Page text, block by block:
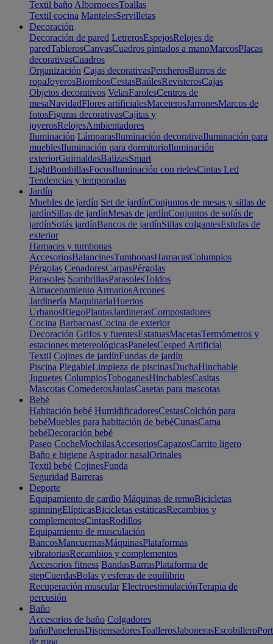
Textil baño AlbornocesToallas
Textil cocina MantelesServilletas
Decoración
Decoración de pared LetrerosEspejosRelojes de
paredTablerosCanvasCuadros pintados a manoMarcosPlacas
decorativasCuadros
Organización Cajas decorativasPercherosBurros de
ropaJoyerosBiombosCestasBaúlesRevisterosCajas
Objetos decorativos VelasFarolesCentros de
mesaNavidadFlores artificialesMaceterosJarronesMarcos de
fotosFiguras decorativasCajitas y
joyerosRelojesAmbientadores
Iluminación LámparasIluminación decorativaIluminación para
mueblesIluminación para dormitorioIluminación
exteriorGuirnaldasBalizasSmart
LightBombillasFocosIluminación con rielesCintas Led
Tendencias y temporadas
Jardín
Muebles de jardín Set de jardínConjuntos de mesas y sillas de
jardínSillas de jardínMesas de jardínConjuntos de sofás de
jardínSofás jardínBancos de jardínSillas colgantesEstufas de
exterior
Hamacas y tumbonas
AccesoriosBalancinesTumbonasHamacasColumpios
Pérgolas CenadoresCarpasPérgolas
Parasoles SombrillasParasolesToldos
Almacenamiento ArmariosArcones
Jardinería MaquinariaHuertos
UrbanosRiegoPlantasJardinerasCompostadores
Cocina BarbacoasCocina de exterior
Decoración Grifos y fuentesEstatuasMacetasTermómetros y
estaciones metereológicasPanelesCesped Artificial
Textil Cojines de jardínFundas de jardín
Piscina PlegableLimpieza de piscinasDuchaHinchable
Juguetes ColumpiosToboganesHinchablesCasitas
Mascotas ComederosJaulasCasetas para mascotas
Bebé
Habitación bebé HumidificadoresCestasColchón para
bebéMuebles para habitación de bebéCunasCama
bebéDecoración bebé
Paseo CocheMochilasAccesoriosCapazosCarrito ligero
Baño e higiene Aspirador nasalOrinales
Textil bebé CojinesFunda
Seguridad Barreras
Deporte
Equipamiento de cardio Máquinas de remoBicicletas
spinningElípticasBicicletas estáticasRecambios y
complementosCintasRodillos
Equipamiento de musculación
BancosMancuernasMáquinasPlataformas
vibratoriasRecambios y complementos
Accesorios fitness BandasBarrasPlataforma de
stepCuerdasBolas y esferas de equilibrio
Recuperación muscular ElectroestimulaciónTerapia de
percusión
Baño
Accesorios de baño Colgadores
bañoPapelerasDispensadoresToallerosJabonerasEscobillero
de ropa